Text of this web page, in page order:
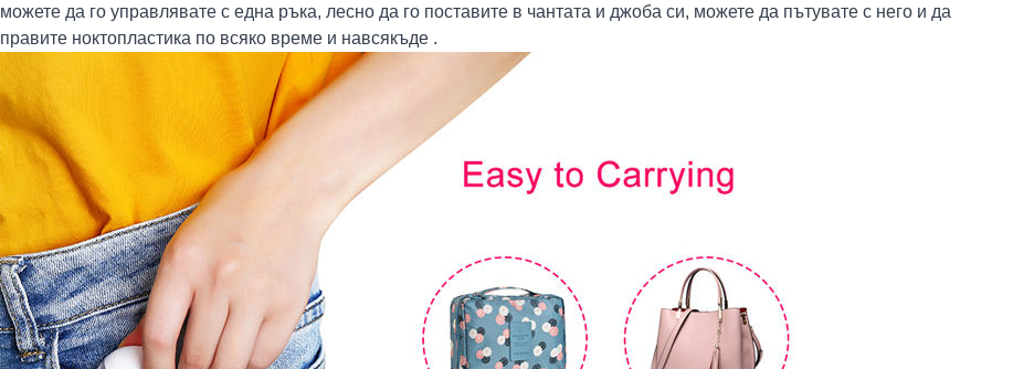
можете да го управлявате с една ръка, лесно да го поставите в чантата и джоба си, можете да пътувате с него и да
правите ноктопластика по всяко време и навсякъде .